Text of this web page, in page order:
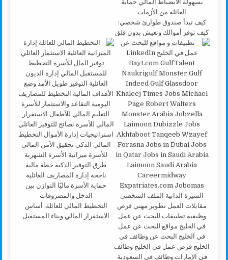
كيف تبدأ صندوق طوارئ شخصي:
كيف توفر أموالك وتعيش بدون قلق
التخطيط المالي للعائلة: أساس
الاستقرار المالي وبناء المستقبل